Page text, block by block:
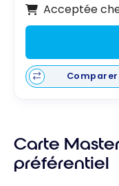
Acceptée
Comparer
Carte
préférentiel